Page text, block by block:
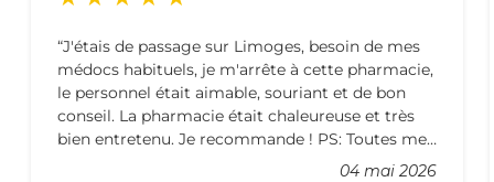
04 mai 2026
J'étais de passage sur Limoges, besoin de mes
médocs habituels, je m'arrête à cette pharmacie,
le personnel était aimable, souriant et de bon
conseil. La pharmacie était chaleureuse et très
bien entretenu. Je recommande ! PS: Toutes mes
félicitations pour l’arrivée de votre bébé